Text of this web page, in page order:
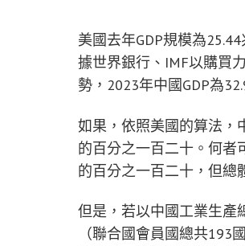
美國去年GDP規模為
據世界銀行、IMF以購買
勢，2023年中國GDP為
如果，依照美國的算法，
的百分之一百二十。何者
的百分之一百二十，但總
但是，若以中國工業生產
（聯合國會員國總共